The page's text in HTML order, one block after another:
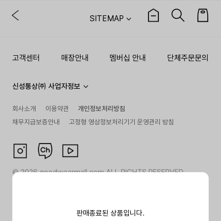
판매종료된 상품입니다.
SITEMAP
고객센터 매장안내 멤버십 안내 단체주문문의
신성통상㈜ 사업자정보
회사소개 이용약관
개인정보처리방침
채무지급보증안내
고정형 영상정보처리기기 운영관리 방침
©2026goodwearmall.com ALL RIGHTS RESERVED